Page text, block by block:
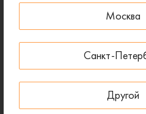
Москва
Санкт-
Другой
Овальные оправы для очков